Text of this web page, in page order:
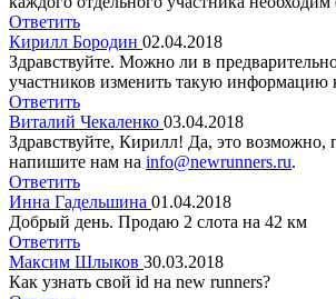
Ответить
Кирилл Бородин 02.04.2018
Здравствуйте. Можно ли в
участников изменить такую информацию
Ответить
Виталий Чекаленко 03.04.2018
Здравствуйте, Кирилл! Да, это возможно,
напишите нам на info@newrunners.ru.
Ответить
Инна Гадельшина 01.04.2018
Добрый день. Продаю 2 слота на 42 км
Ответить
Максим Шлыков 30.03.2018
Как узнать свой id на new runners?